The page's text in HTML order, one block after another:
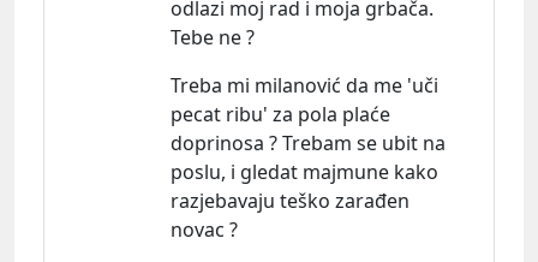
odlazi moj rad i moja grbača.
Tebe ne ?
Treba mi milanović da me 'uči
pecat ribu' za pola plaće
doprinosa ? Trebam se ubit na
poslu, i gledat majmune kako
razjebavaju teško zarađen
novac ?